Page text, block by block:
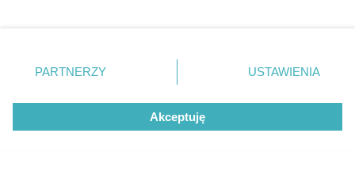
zmienić/wycofać klikając przycisk ustawień prywatności
znajdujący się w lewym dolnym rogu strony
rodzaje przetwarzania danych nie wymagają zgody
użytkownika, ale masz prawo sprzeciwić się takiemu
przetwarzaniu. Preferencje będą miały zastosowanie tylko
PARTNERZY USTAWIENIA
Akceptuję